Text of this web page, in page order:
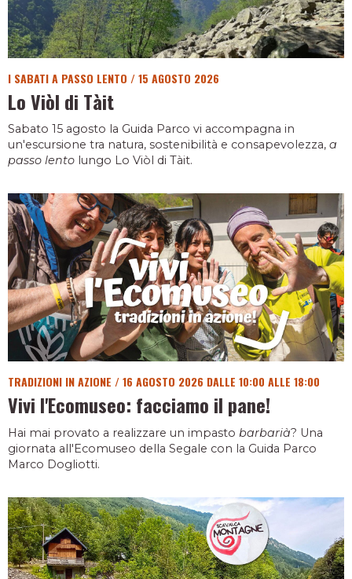
I SABATI A PASSO LENTO /15 AGOSTO 2026
Lo Viòl di Tàit
Sabato 15 agosto la Guida Parco vi accompagna in
un'escursione tra natura, sostenibilità e consapevolezza, a
passo lento lungo Lo Viòl di Tàit.
TRADIZIONI IN AZIONE /16 AGOSTO 2026 DALLE 10:00 ALLE 18:00
Vivi l'Ecomuseo: facciamo il pane!
Hai mai provato a realizzare un impasto barbarià? Una
giornata all'Ecomuseo della Segale con la Guida Parco
Marco Dogliotti.